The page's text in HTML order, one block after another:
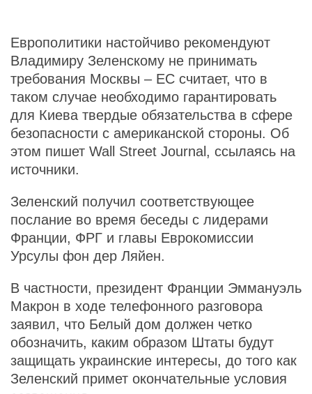
Европолитики настойчиво рекомендуют
Владимиру Зеленскому не принимать
требования Москвы – ЕС считает, что в
таком случае необходимо гарантировать
для Киева твердые обязательства в сфере
безопасности с американской стороны. Об
этом пишет Wall Street Journal, ссылаясь на
источники.
Зеленский получил соответствующее
послание во время беседы с лидерами
Франции, ФРГ и главы Еврокомиссии
Урсулы фон дер Ляйен.
В частности, президент Франции Эммануэль
Макрон в ходе телефонного разговора
заявил, что Белый дом должен четко
обозначить, каким образом Штаты будут
защищать украинские интересы, до того как
Зеленский примет окончательные условия